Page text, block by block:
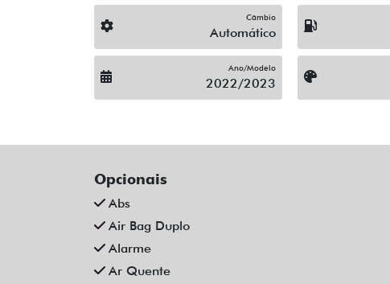
Câmbio
Automático
Ano/Modelo
2022/2023
Opcionais
Abs
Air Bag Duplo
Alarme
Ar Quente